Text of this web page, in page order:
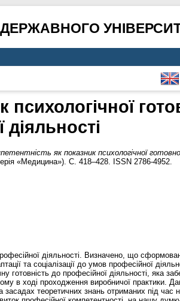
як показник психологічної
«Медицина»). С. 418–428. ISSN 2786-4952.
діяльності. Визначено, що
та соціалізації до умов професійної
готовність до професійної діяльності, яка
в ході проходження виробничої практики.
теоретичних знань отриманих під час